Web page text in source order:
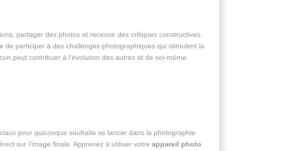
partager des photos et recevoir des critiques constructives.
de participer à des challenges photographiques qui stimulent la
peut contribuer à l’évolution des autres et de soi-même.
pour quiconque souhaite se lancer dans la photographie
sur l’image finale. Apprenez à utiliser votre appareil photo